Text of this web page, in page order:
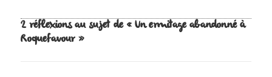
2 réflexions au sujet de « Un ermitage abandonné à
Roquefavour »